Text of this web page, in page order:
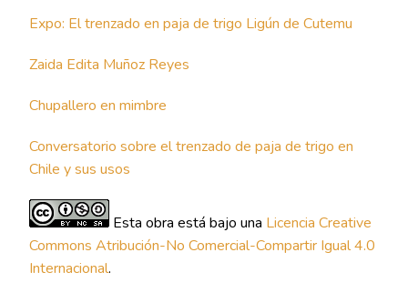
Expo: El trenzado en paja de trigo Ligún de Cutemu
Zaida Edita Muñoz Reyes
Chupallero en mimbre
Conversatorio sobre el trenzado de paja de trigo en
Chile y sus usos
Esta obra está bajo una Licencia Creative
Commons Atribución-No Comercial-Compartir Igual 4.0
Internacional.